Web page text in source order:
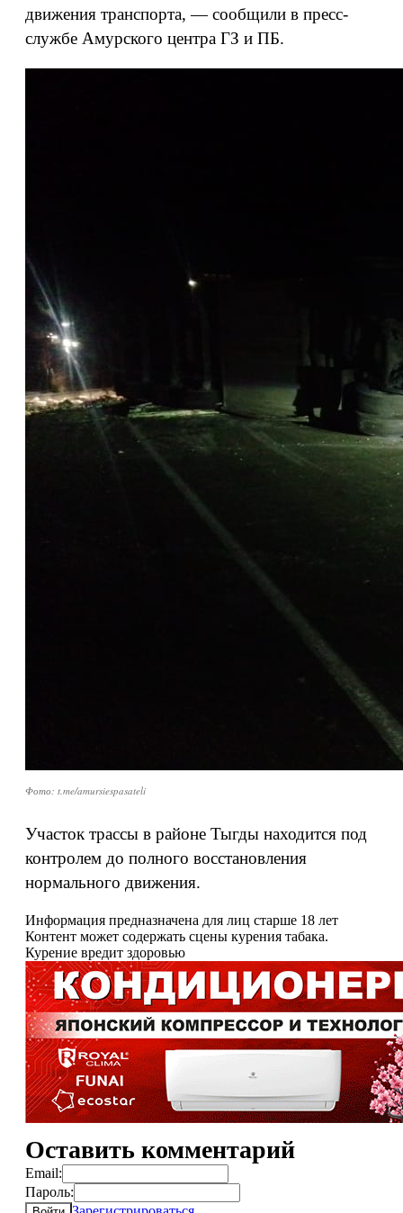
движения транспорта, — сообщили в пресс-
службе Амурского центра ГЗ и ПБ.
Фото: t.me/amursiespasateli
Участок трассы в районе Тыгды находится под
контролем до полного восстановления
нормального движения.
Информация предназначена для лиц старше 18 лет
Контент может содержать сцены курения табака.
Курение вредит здоровью
Оставить комментарий
Email:
Пароль: